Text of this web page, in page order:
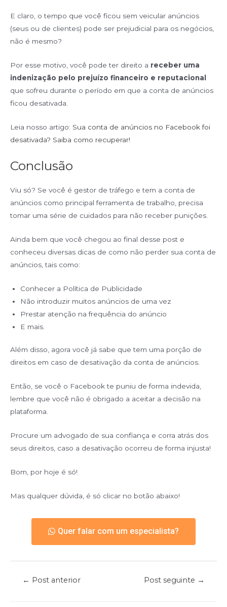
E claro, o tempo que você ficou sem veicular anúncios
(seus ou de clientes) pode ser prejudicial para os negócios,
não é mesmo?
Por esse motivo, você pode ter direito a receber uma
indenização pelo prejuízo financeiro e reputacional
que sofreu durante o período em que a conta de anúncios
ficou desativada.
Leia nosso artigo: Sua conta de anúncios no Facebook foi
desativada? Saiba como recuperar!
Conclusão
Viu só? Se você é gestor de tráfego e tem a conta de
anúncios como principal ferramenta de trabalho, precisa
tomar uma série de cuidados para não receber punições.
Ainda bem que você chegou ao final desse post e
conheceu diversas dicas de como não perder sua conta de
anúncios, tais como:
Conhecer a Política de Publicidade
Não introduzir muitos anúncios de uma vez
Prestar atenção na frequência do anúncio
E mais.
Além disso, agora você já sabe que tem uma porção de
direitos em caso de desativação da conta de anúncios.
Então, se você o Facebook te puniu de forma indevida,
lembre que você não é obrigado a aceitar a decisão na
plataforma.
Procure um advogado de sua confiança e corra atrás dos
seus direitos, caso a desativação ocorreu de forma injusta!
Bom, por hoje é só!
Mas qualquer dúvida, é só clicar no botão abaixo!
Quer falar com um especialista?
← Post anterior Post seguinte →